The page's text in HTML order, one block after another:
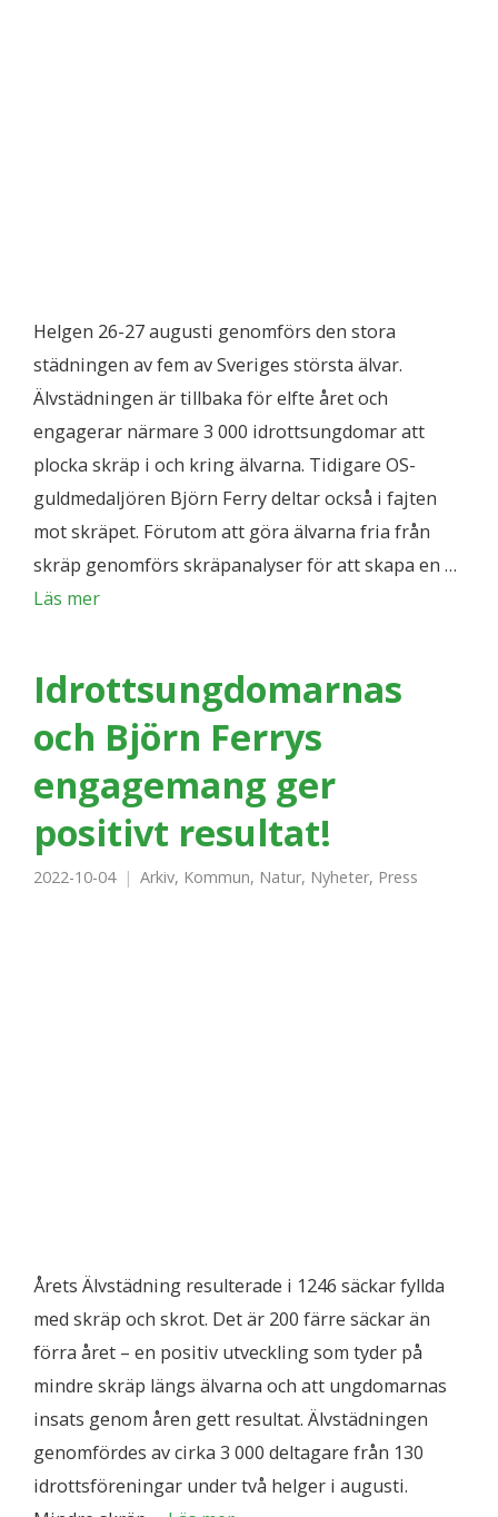
Helgen 26-27 augusti genomförs den stora
städningen av fem av Sveriges största älvar.
Älvstädningen är tillbaka för elfte året och
engagerar närmare 3 000 idrottsungdomar att
plocka skräp i och kring älvarna. Tidigare OS-
guldmedaljören Björn Ferry deltar också i fajten
mot skräpet. Förutom att göra älvarna fria från
skräp genomförs skräpanalyser för att skapa en …
Läs mer
Idrottsungdomarnas
och Björn Ferrys
engagemang ger
positivt resultat!
2022-10-04 Arkiv, Kommun, Natur, Nyheter, Press
Årets Älvstädning resulterade i 1246 säckar fyllda
med skräp och skrot. Det är 200 färre säckar än
förra året – en positiv utveckling som tyder på
mindre skräp längs älvarna och att ungdomarnas
insats genom åren gett resultat. Älvstädningen
genomfördes av cirka 3 000 deltagare från 130
idrottsföreningar under två helger i augusti.